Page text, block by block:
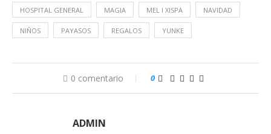
HOSPITAL GENERAL MAGIA MEL I XISPA NAVIDAD
NIÑOS PAYASOS REGALOS YUNKE
0 comentario 0
ADMIN